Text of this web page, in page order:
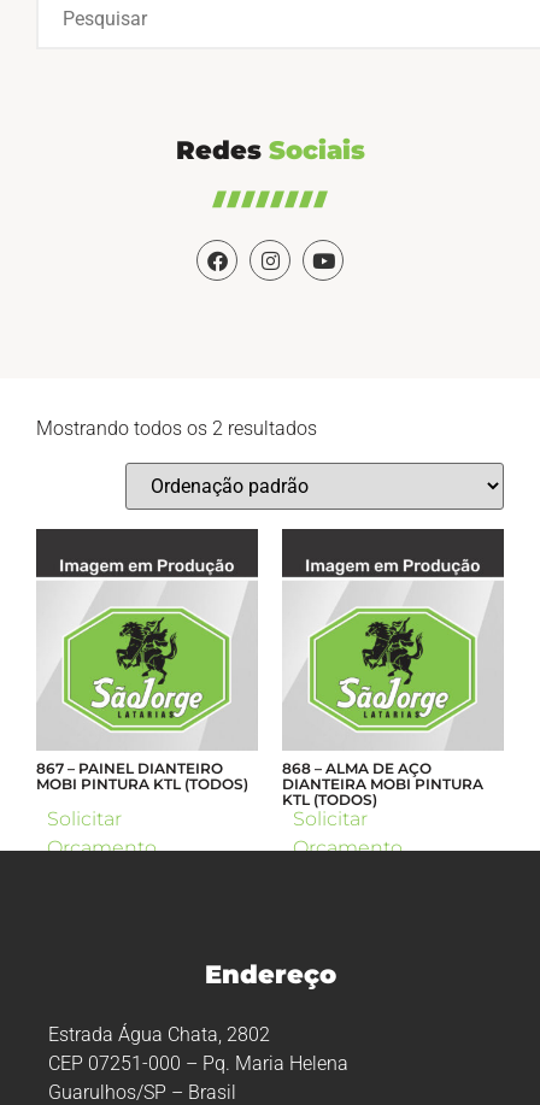
Redes Sociais
Mostrando todos os 2 resultados
867 – PAINEL DIANTEIRO
MOBI PINTURA KTL (TODOS)
Solicitar
Orçamento
868 – ALMA DE AÇO
DIANTEIRA MOBI PINTURA
KTL (TODOS)
Solicitar
Orçamento
Endereço
Estrada Água Chata, 2802
CEP 07251-000 – Pq. Maria Helena
Guarulhos/SP – Brasil